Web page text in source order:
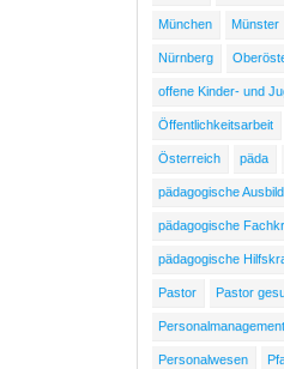
München Münster
Nürnberg
offene Kinder- und
Öffentlichkeitsarbeit
Österreich päda
pädagogische
pädagogische
pädagogische
Pastor Pastor
Personalmanagement
Personalwesen